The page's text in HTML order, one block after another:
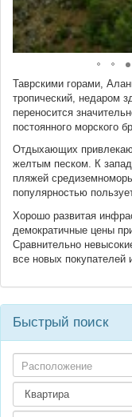
Таврскими горами,
тропический, недаром
переносится
постоянного морского
Отдыхающих
желтым песком. К
пляжей
популярностью
Хорошо развитая
демократичные цены
Сравнительно
все новых покупателей
Быстрый поиск
Расположение